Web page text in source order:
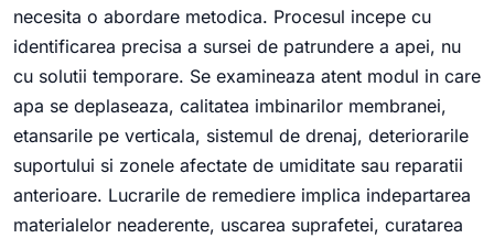
necesita o abordare metodica. Procesul incepe cu
identificarea precisa a sursei de patrundere a apei, nu
cu solutii temporare. Se examineaza atent modul in care
apa se deplaseaza, calitatea imbinarilor membranei,
etansarile pe verticala, sistemul de drenaj, deteriorarile
suportului si zonele afectate de umiditate sau reparatii
anterioare. Lucrarile de remediere implica indepartarea
materialelor neaderente, uscarea suprafetei, curatarea